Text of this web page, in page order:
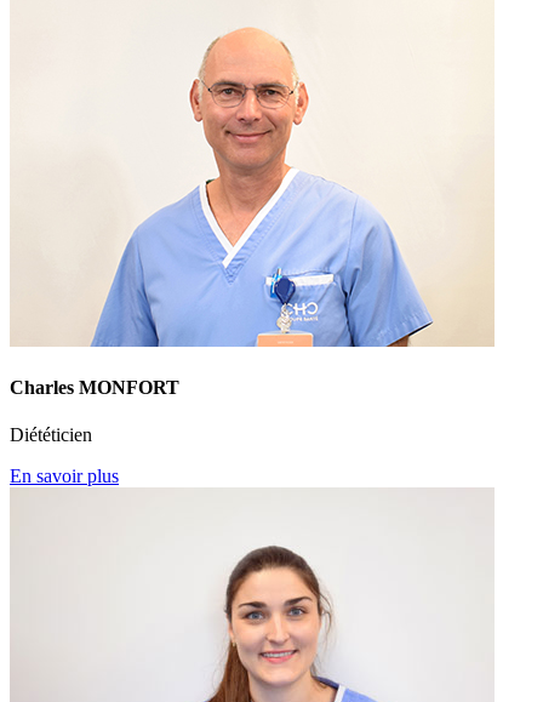
Charles MONFORT
Diététicien
En savoir plus